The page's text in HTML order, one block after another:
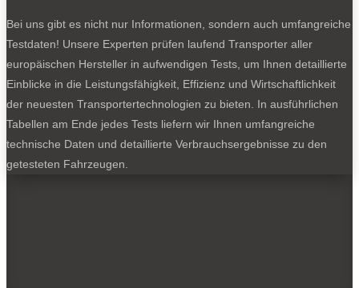
Bei uns gibt es nicht nur Informationen, sondern auch umfangreiche
Testdaten! Unsere Experten prüfen laufend Transporter aller
europäischen Hersteller in aufwendigen Tests, um Ihnen detaillierte
Einblicke in die Leistungsfähigkeit, Effizienz und Wirtschaftlichkeit
der neuesten Transportertechnologien zu bieten. In ausführlichen
Tabellen am Ende jedes Tests liefern wir Ihnen umfangreiche
technische Daten und detaillierte Verbrauchsergebnisse zu den
getesteten Fahrzeugen.